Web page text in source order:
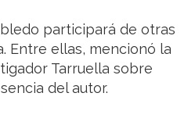
participará de otras
Entre ellas, mencionó la
Tarruella sobre
del autor.